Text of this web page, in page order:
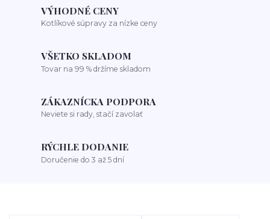
VÝHODNÉ CENY
Kotlíkové súpravy za nízke ceny
VŠETKO SKLADOM
Tovar na 99 % držíme skladom
ZÁKAZNÍCKA PODPORA
Neviete si rady, stačí zavolať
RÝCHLE DODANIE
Doručenie do 3 až 5 dní